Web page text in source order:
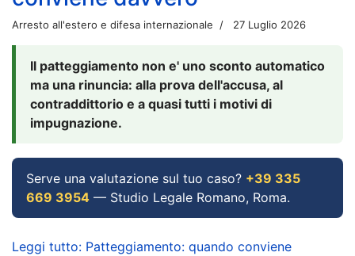
Arresto all'estero e difesa internazionale 27 Luglio 2026
Il patteggiamento non e' uno sconto automatico
ma una rinuncia: alla prova dell'accusa, al
contraddittorio e a quasi tutti i motivi di
impugnazione.
Serve una valutazione sul tuo caso? +39 335
669 3954 — Studio Legale Romano, Roma.
Leggi tutto: Patteggiamento: quando conviene